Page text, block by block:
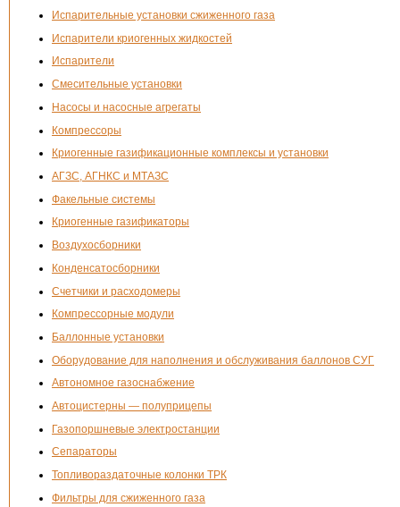
Испарительные установки сжиженного газа
Испарители криогенных жидкостей
Испарители
Смесительные установки
Насосы и насосные агрегаты
Компрессоры
Криогенные газификационные комплексы и установки
АГЗС, АГНКС и МТАЗС
Факельные системы
Криогенные газификаторы
Воздухосборники
Конденсатосборники
Счетчики и расходомеры
Компрессорные модули
Баллонные установки
Оборудование для наполнения и обслуживания баллонов СУГ
Автономное газоснабжение
Автоцистерны — полуприцепы
Газопоршневые электростанции
Сепараторы
Топливораздаточные колонки ТРК
Фильтры для сжиженного газа